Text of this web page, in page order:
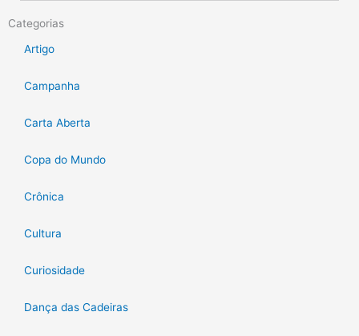
Categorias
Artigo
Campanha
Carta Aberta
Copa do Mundo
Crônica
Cultura
Curiosidade
Dança das Cadeiras